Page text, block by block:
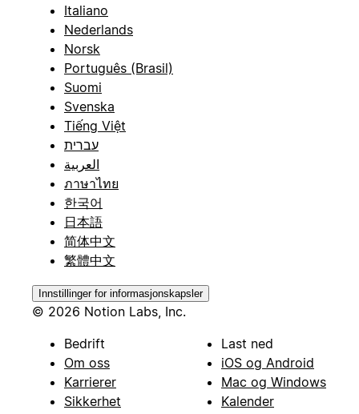
Italiano
Nederlands
Norsk
Português (Brasil)
Suomi
Svenska
Tiếng Việt
עברית
العربية
ภาษาไทย
한국어
日本語
简体中文
繁體中文
Innstillinger for informasjonskapsler
© 2026 Notion Labs, Inc.
Bedrift
Om oss
Karrierer
Sikkerhet
Last ned
iOS og Android
Mac og Windows
Kalender